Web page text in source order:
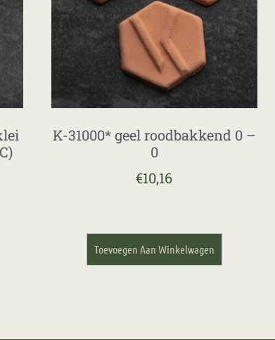
K-31000* geel roodbakkend 0 –
0
€10,16
Toevoegen Aan Winkelwagen